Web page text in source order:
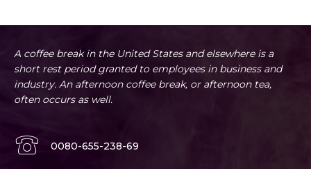
A coffee break in the United States and elsewhere is a
short rest period granted to employees in business and
industry. An afternoon coffee break, or afternoon tea,
often occurs as well.
0080-655-238-69